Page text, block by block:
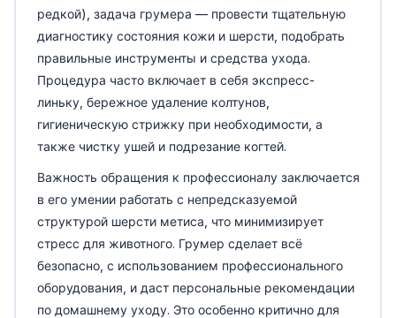
редкой), задача грумера — провести тщательную
диагностику состояния кожи и шерсти, подобрать
правильные инструменты и средства ухода.
Процедура часто включает в себя экспресс-
линьку, бережное удаление колтунов,
гигиеническую стрижку при необходимости, а
также чистку ушей и подрезание когтей.
Важность обращения к профессионалу заключается
в его умении работать с непредсказуемой
структурой шерсти метиса, что минимизирует
стресс для животного. Грумер сделает всё
безопасно, с использованием профессионального
оборудования, и даст персональные рекомендации
по домашнему уходу. Это особенно критично для